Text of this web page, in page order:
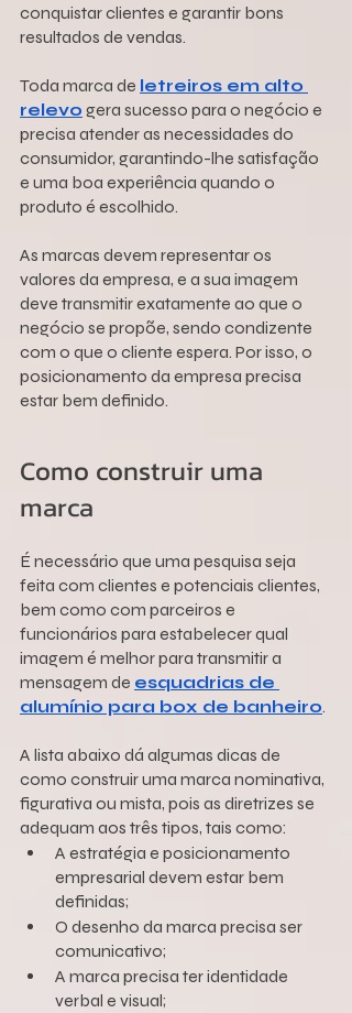
conquistar clientes e garantir bons
resultados de vendas.
Toda marca de letreiros em alto
relevo gera sucesso para o negócio e
precisa atender as necessidades do
consumidor, garantindo-lhe satisfação
e uma boa experiência quando o
produto é escolhido.
As marcas devem representar os
valores da empresa, e a sua imagem
deve transmitir exatamente ao que o
negócio se propõe, sendo condizente
com o que o cliente espera. Por isso, o
posicionamento da empresa precisa
estar bem definido.
Como construir uma
marca
É necessário que uma pesquisa seja
feita com clientes e potenciais clientes,
bem como com parceiros e
funcionários para estabelecer qual
imagem é melhor para transmitir a
mensagem de esquadrias de
alumínio para box de banheiro.
A lista abaixo dá algumas dicas de
como construir uma marca nominativa,
figurativa ou mista, pois as diretrizes se
adequam aos três tipos, tais como:
A estratégia e posicionamento
empresarial devem estar bem
definidas;
O desenho da marca precisa ser
comunicativo;
A marca precisa ter identidade
verbal e visual;